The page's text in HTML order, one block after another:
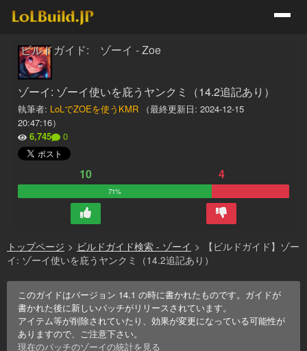
ビルドガイド: ゾーイ - Zoe
ゾーイ: ゾーイ使いを庇うヤンクミ（14.2追記あり）
執筆者: LoLでZOEを使うKMR （最終更新日: 2024-12-15
20:47:16）
6,745
0
10 4
71%
トップページ > ビルドガイド検索 - ゾーイ >
【ビルドガイド】ゾー
イ: ゾーイ使いを庇うヤンクミ（14.2追記あり）
このガイドはバージョン 14.1 の時に書かれたものです。ガイドが
書かれた後に新しいパッチがリリースされています。
アイテム等が削除されていたり、効果が変更になっている可能性が
ありますので、ご注意下さい。
現在のパッチのゾーイの統計を見る